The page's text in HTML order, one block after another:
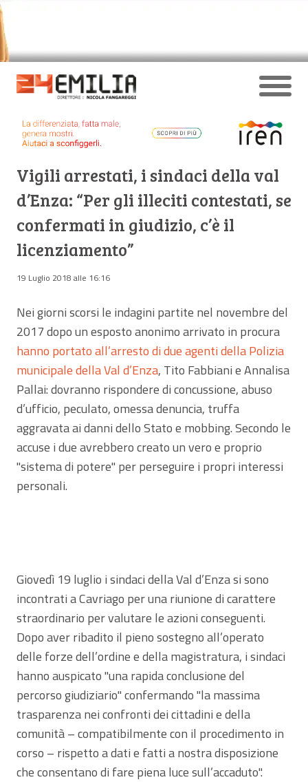
Vigili arrestati, i sindaci della val
d’Enza: “Per gli illeciti contestati, se
confermati in giudizio, c’è il
licenziamento”
19 Luglio 2018 alle 16:16
Nei giorni scorsi le indagini partite nel novembre del
2017 dopo un esposto anonimo arrivato in procura
hanno portato all’arresto di due agenti della Polizia
municipale della Val d’Enza, Tito Fabbiani e Annalisa
Pallai: dovranno rispondere di concussione, abuso
d’ufficio, peculato, omessa denuncia, truffa
aggravata ai danni dello Stato e mobbing. Secondo le
accuse i due avrebbero creato un vero e proprio
"sistema di potere" per perseguire i propri interessi
personali.
Giovedì 19 luglio i sindaci della Val d’Enza si sono
incontrati a Cavriago per una riunione di carattere
straordinario per valutare le azioni conseguenti.
Dopo aver ribadito il pieno sostegno all’operato
delle forze dell’ordine e della magistratura, i sindaci
hanno auspicato "una rapida conclusione del
percorso giudiziario" confermando "la massima
trasparenza nei confronti dei cittadini e della
comunità – compatibilmente con il procedimento in
corso – rispetto a dati e fatti a nostra disposizione
che consentano di fare piena luce sull’accaduto".